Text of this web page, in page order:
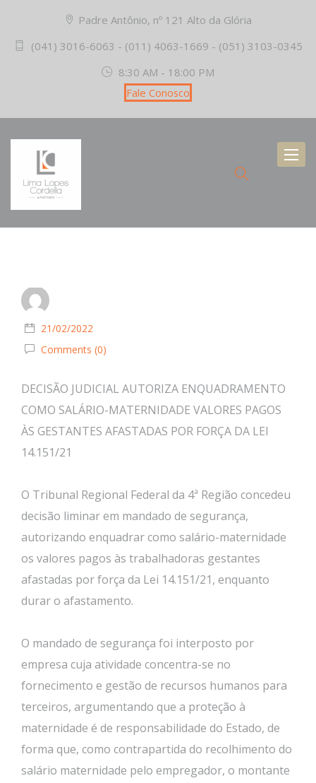
Padre Antônio, nº 121 Alto da Glória
(041) 3016-6063 - (011) 4063-1669 - (051) 3103-0345
8:30 AM - 18:00 PM
Fale Conosco
21/02/2022
Comments (0)
DECISÃO JUDICIAL AUTORIZA ENQUADRAMENTO
COMO SALÁRIO-MATERNIDADE VALORES PAGOS
ÀS GESTANTES AFASTADAS POR FORÇA DA LEI
14.151/21
O Tribunal Regional Federal da 4ª Região concedeu
decisão liminar em mandado de segurança,
autorizando enquadrar como salário-maternidade
os valores pagos às trabalhadoras gestantes
afastadas por força da Lei 14.151/21, enquanto
durar o afastamento.
O mandado de segurança foi interposto por
empresa cuja atividade concentra-se no
fornecimento e gestão de recursos humanos para
terceiros, argumentando que a proteção à
maternidade é de responsabilidade do Estado, de
forma que, como contrapartida do recolhimento do
salário maternidade pelo empregador, o montante